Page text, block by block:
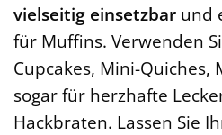
vielseitig einsetzbar und
für Muffins. Verwenden
Cupcakes, Mini-
sogar für herzhafte
Hackbraten. Lassen Sie